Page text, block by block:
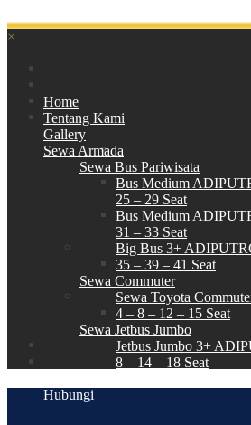
×
Home
Tentang Kami
Gallery
Sewa Armada
Sewa Bus Pariwisata
Bus Medium
25 – 29 Seat
Bus Medium
31 – 33 Seat
Big Bus 3+
35 – 39 – 41 Seat
Sewa Commuter
Sewa Toyota
4 – 8 – 12 – 15 Seat
Sewa Jetbus Jumbo
Jetbus Jumbo 3+
8 – 14 – 18 Seat
Hubungi